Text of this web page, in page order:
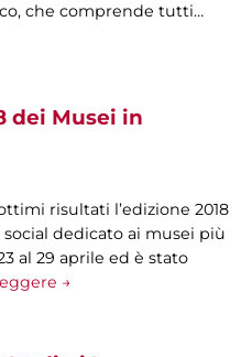
che comprende tutti…
dei Musei in
risultati l’edizione 2018
dedicato ai musei più
al 29 aprile ed è stato
→